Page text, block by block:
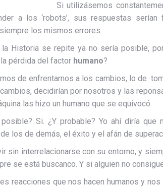
Si utilizásemos
a los ‘robots’, sus respuestas
los mismos errores.
Historia se repite ya no sería posible,
pérdida del factor humano?
de enfrentarnos a los cambios, lo de
decidirían por nosotros y las
las hizo un humano que se equivocó.
Si. ¿Y probable? Yo ahí diría que
los de demás, el éxito y el afán de
sin interrelacionarse con su entorno, y
se está buscanco. Y si alguien no
reacciones que nos hacen humanos y